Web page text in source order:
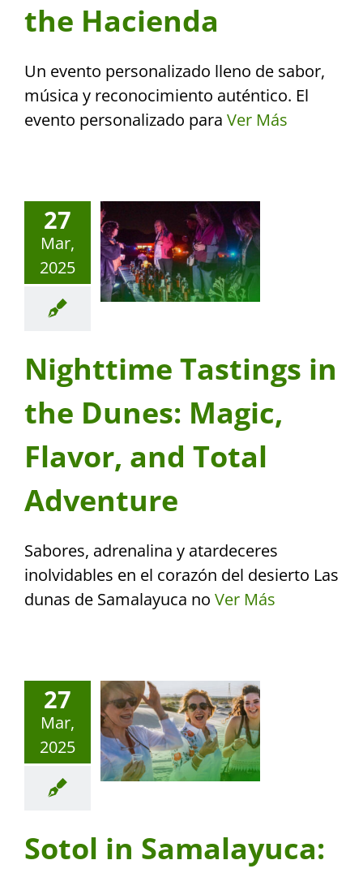
the Hacienda
Un evento personalizado lleno de sabor,
música y reconocimiento auténtico. El
evento personalizado para Ver Más
27
Mar,
2025
Nighttime Tastings in
the Dunes: Magic,
Flavor, and Total
Adventure
Sabores, adrenalina y atardeceres
inolvidables en el corazón del desierto Las
dunas de Samalayuca no Ver Más
27
Mar,
2025
Sotol in Samalayuca: